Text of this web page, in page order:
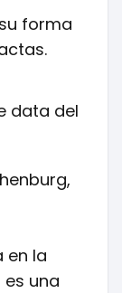
forma
data del
en la
una